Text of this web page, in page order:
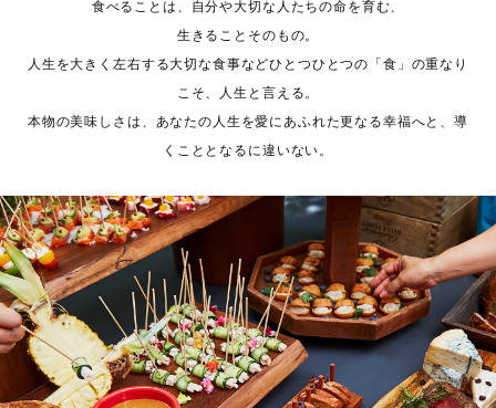
食べることは、自分や大切な人たちの命を育む、
生きることそのもの。
人生を大きく左右する大切な食事などひとつひとつの「食」の重なり
こそ、人生と言える。
本物の美味しさは、あなたの人生を愛にあふれた更なる幸福へと、導
くこととなるに違いない。